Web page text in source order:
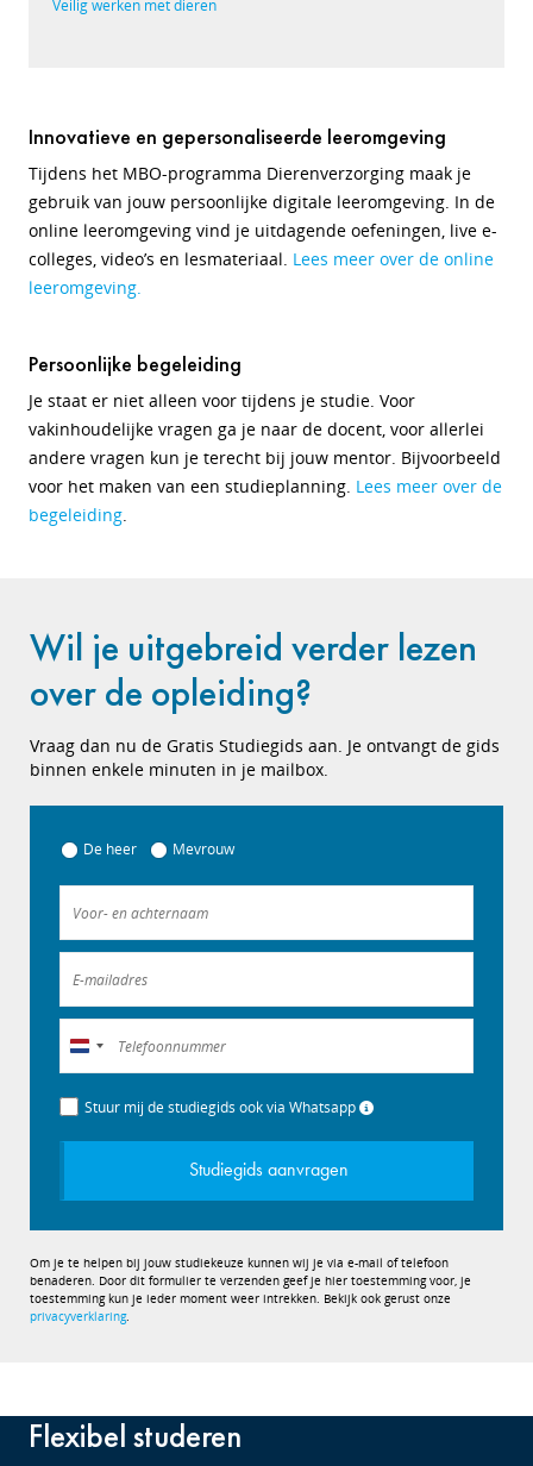
Veilig werken met dieren
Innovatieve en gepersonaliseerde leeromgeving
Tijdens het MBO-programma Dierenverzorging maak je
gebruik van jouw persoonlijke digitale leeromgeving. In de
online leeromgeving vind je uitdagende oefeningen, live e-
colleges, video’s en lesmateriaal. Lees meer over de online
leeromgeving.
Persoonlijke begeleiding
Je staat er niet alleen voor tijdens je studie. Voor
vakinhoudelijke vragen ga je naar de docent, voor allerlei
andere vragen kun je terecht bij jouw mentor. Bijvoorbeeld
voor het maken van een studieplanning. Lees meer over de
begeleiding.
Wil je uitgebreid verder lezen
over de opleiding?
Vraag dan nu de Gratis Studiegids aan. Je ontvangt de gids
binnen enkele minuten in je mailbox.
De heer Mevrouw
Nederland
+31
Stuur mij de studiegids ook via Whatsapp
Studiegids aanvragen
Om je te helpen bij jouw studiekeuze kunnen wij je via e-mail of telefoon
benaderen. Door dit formulier te verzenden geef je hier toestemming voor, je
toestemming kun je ieder moment weer intrekken. Bekijk ook gerust onze
privacyverklaring.
Flexibel studeren